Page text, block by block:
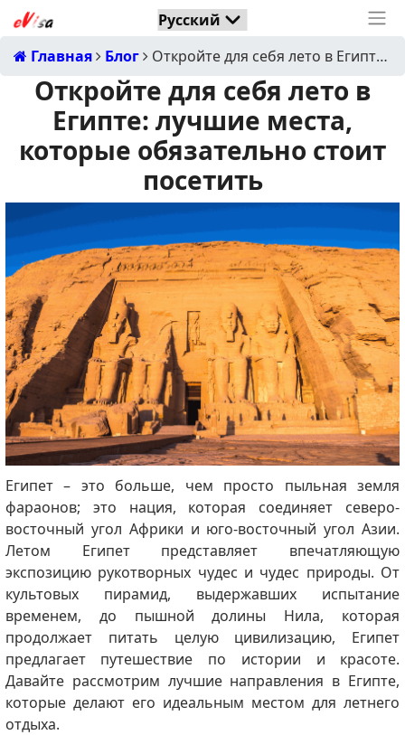
Главная Блог Откройте для себя лето в Египте: лучшие места, которые обязательно стоит посетить
Откройте для себя лето в
Египте: лучшие места,
которые обязательно стоит
посетить
Египет – это больше, чем просто пыльная земля
фараонов; это нация, которая соединяет северо-
восточный угол Африки и юго-восточный угол Азии.
Летом Египет представляет впечатляющую
экспозицию рукотворных чудес и чудес природы. От
культовых пирамид, выдержавших испытание
временем, до пышной долины Нила, которая
продолжает питать целую цивилизацию, Египет
предлагает путешествие по истории и красоте.
Давайте рассмотрим лучшие направления в Египте,
которые делают его идеальным местом для летнего
отдыха.